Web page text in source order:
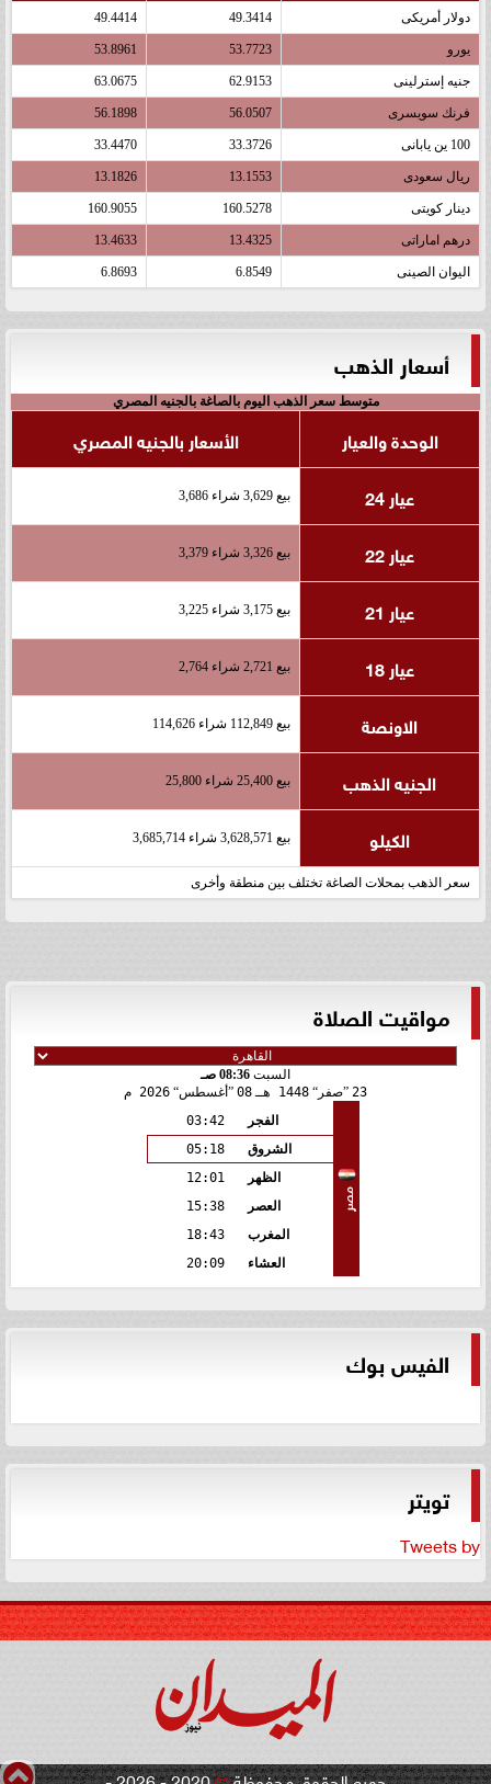
دولار أمريكى 49.3414
49.4414
يورو 53.7723
53.8961
جنيه إسترلينى 62.9153
63.0675
فرنك سويسرى 56.0507
56.1898
100 ين يابانى 33.3726
33.4470
ريال سعودى 13.1553
13.1826
دينار كويتى 160.5278
160.9055
درهم اماراتى 13.4325
13.4633
اليوان الصينى 6.8549
6.8693
أسعار الذهب
متوسط سعر الذهب اليوم بالصاغة بالجنيه المصري
الوحدة والعيار
الأسعار بالجنيه المصري
عيار 24
بيع 3,629 شراء 3,686
عيار 22 بيع 3,326 شراء 3,379
عيار 21 بيع 3,175 شراء 3,225
عيار 18 بيع 2,721 شراء 2,764
الاونصة بيع 112,849 شراء 114,626
الجنيه الذهب بيع 25,400 شراء 25,800
الكيلو بيع 3,628,571 شراء 3,685,714
سعر الذهب بمحلات الصاغة تختلف بين منطقة وأخرى
مواقيت الصلاة
السبت 08:36 صـ
23 صفر 1448 هـ 08 أغسطس 2026 م
مصر
الفجر
03:42
الشروق
05:18
الظهر
12:01
العصر
15:38
المغرب
18:43
العشاء
20:09
الفيس بوك
تويتر
Tweets by